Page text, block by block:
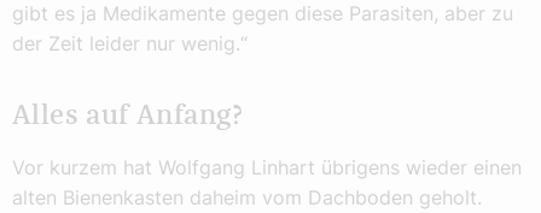
gibt es ja Medikamente gegen diese Parasiten, aber zu
der Zeit leider nur wenig.“
Alles auf Anfang?
Vor kurzem hat Wolfgang Linhart übrigens wieder einen
alten Bienenkasten daheim vom Dachboden geholt.